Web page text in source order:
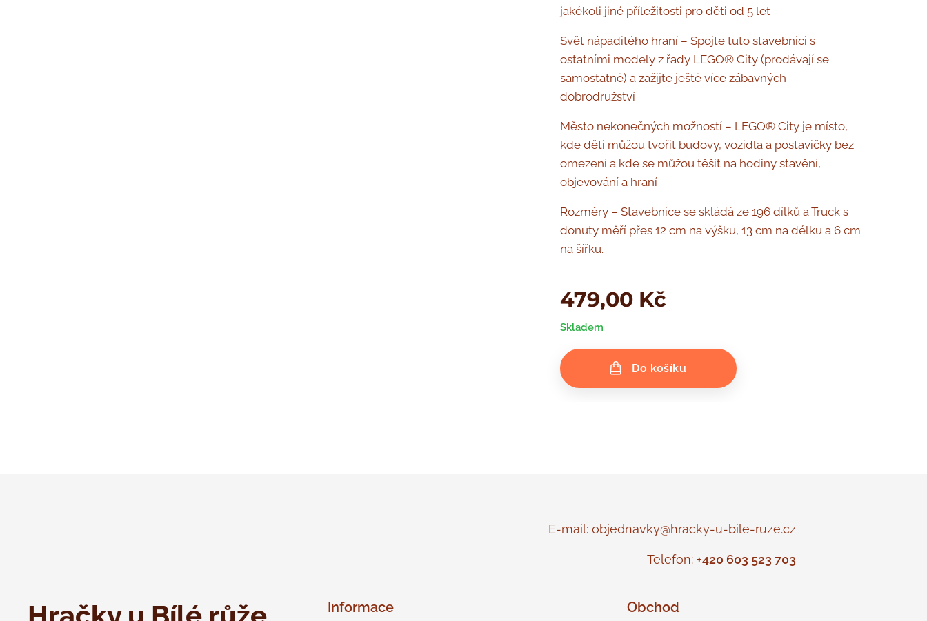
jakékoli jiné příležitosti pro děti od 5 let
Svět nápaditého hraní – Spojte tuto stavebnici s
ostatními modely z řady LEGO® City (prodávají se
samostatně) a zažijte ještě více zábavných
dobrodružství
Město nekonečných možností – LEGO® City je místo,
kde děti můžou tvořit budovy, vozidla a postavičky bez
omezení a kde se můžou těšit na hodiny stavění,
objevování a hraní
Rozměry – Stavebnice se skládá ze 196 dílků a Truck s
donuty měří přes 12 cm na výšku, 13 cm na délku a 6 cm
na šířku.
479,00 Kč
Skladem
Do košíku
E-mail: objednavky@hracky-u-bile-ruze.cz
Telefon: +420 603 523 703
Informace Obchod